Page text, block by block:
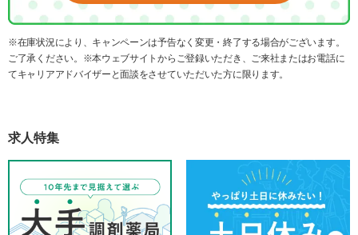
※在庫状況により、キャンペーンは予告なく変更・終了する場合がございます。
ご了承ください。※本ウェブサイトからご登録いただき、ご来社またはお電話に
てキャリアアドバイザーと面談をさせていただいた方に限ります。
求人特集